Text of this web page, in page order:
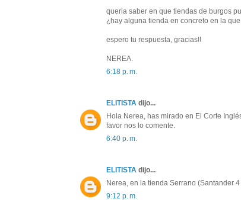
queria saber en que tiendas de burgos
¿hay alguna tienda en concreto en la
espero tu respuesta, gracias!!
NEREA.
6:18 p. m.
ELITISTA dijo...
Hola Nerea, has mirado en El Corte
favor nos lo comente.
6:40 p. m.
ELITISTA dijo...
Nerea, en la tienda Serrano (Santander
9:12 p. m.